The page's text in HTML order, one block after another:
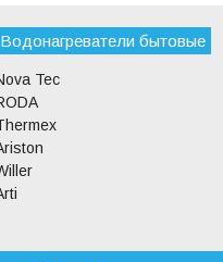
Водонагреватели бытовые
Tec